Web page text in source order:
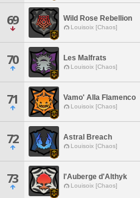
69 Wild Rose Rebellion
Louisoix [Chaos]
70 Les Malfrats
Louisoix [Chaos]
71 Vamo' Alla Flamenco
Louisoix [Chaos]
72 Astral Breach
Louisoix [Chaos]
73 l'Auberge d'Althyk
Louisoix [Chaos]